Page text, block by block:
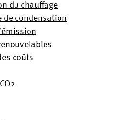
du chauffage
de condensation
coûts